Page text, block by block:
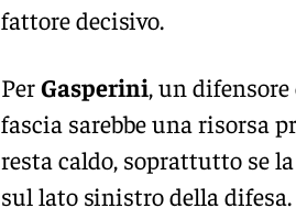
fattore decisivo.
PerGasperini, un
fascia sarebbe una risorsa
resta caldo, soprattutto se la
sul lato sinistro della difesa.